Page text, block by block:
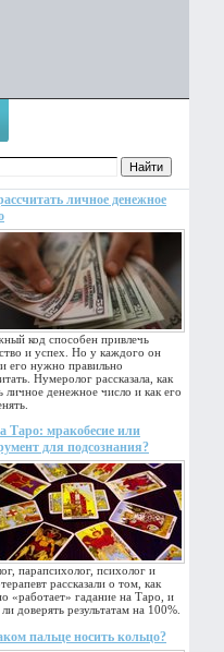
личное денежное
код способен привлечь
и успех. Но у каждого он
его нужно правильно
Нумеролог рассказала, как
личное денежное число и как его
Таро: мракобесие или
для подсознания?
парапсихолог, психолог и
рассказали о том, как
«работает» гадание на Таро, и
доверять результатам на 100%.
пальце носить кольцо?